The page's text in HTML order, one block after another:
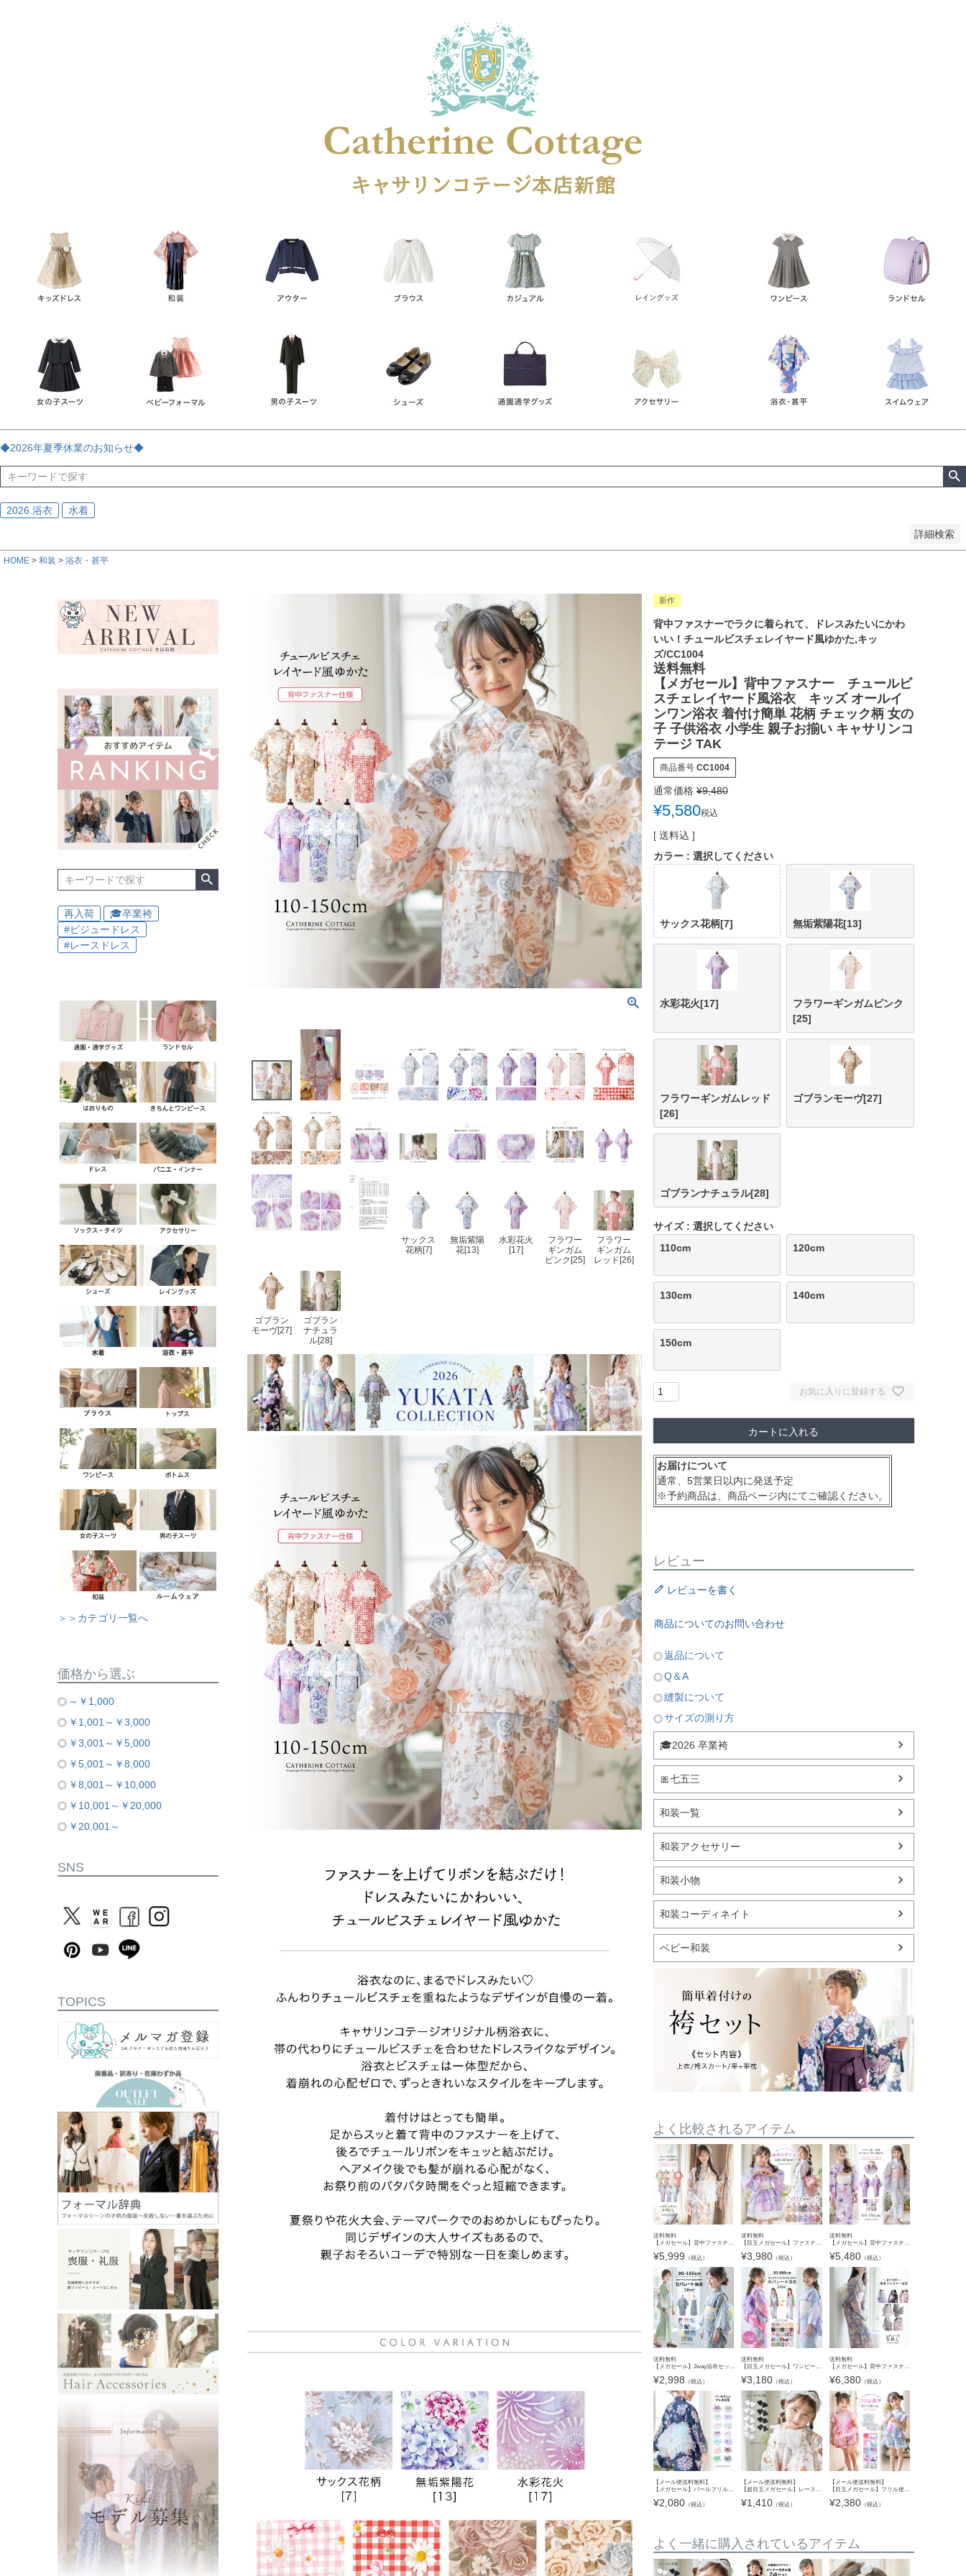
◆2026年夏季休業のお知らせ◆
2026 浴衣 水着
詳細検索
女の子スーツ
男の子スーツ
袖の長さ
ノースリーブ
長袖
サイズ
指定なし
90 95 130 160
165
170
ブラック
ゴールド
在庫なし商品
在庫なし商品を表示しない
商品番号
並び順
新着順
価格が安い順 価格が高い順 優先度順
レビュー順
キーワードヒット順
HOME 和装 浴衣・甚平
再入荷
🎓卒業袴
#ビジュードレス
#レースドレス
＞＞カテゴリ一覧へ
価格から選ぶ
～￥1,000
￥1,001～￥3,000
￥3,001～￥5,000
￥5,001～￥8,000
￥8,001～￥10,000
￥10,001～￥20,000
￥20,001～
SNS
TOPICS
サックス
花柄[7]
無垢紫陽
花[13]
水彩花火
[17]
フラワー
ギンガム
ピンク[25]
フラワー
ギンガム
レッド[26]
ゴブラン
モーヴ[27]
ゴブラン
ナチュラ
ル[28]
新作
背中ファスナーでラクに着られて、ドレスみたいにかわ
いい！チュールビスチェレイヤード風ゆかた,キッ
ズ/CC1004
送料無料
【メガセール】背中ファスナー チュールビ
スチェレイヤード風浴衣 キッズ オールイ
ンワン浴衣 着付け簡単 花柄 チェック柄 女の
子 子供浴衣 小学生 親子お揃い キャサリンコ
テージ TAK
商品番号 CC1004
通常価格 ¥9,480
¥5,580税込
送料込
カラー
選択してください
サックス花柄[7] 無垢紫陽花[13]
水彩花火[17]
フラワーギンガムピンク
[25]
フラワーギンガムレッド
[26]
ゴブランモーヴ[27]
ゴブランナチュラル[28]
サイズ
選択してください
110cm
120cm
130cm 140cm
150cm
お気に入りに登録する
カートに入れる
お届けについて
通常、5営業日以内に発送予定
※予約商品は、商品ページ内にてご確認ください。
レビュー
レビューを書く
商品についてのお問い合わせ
返品について
Q＆A
縫製について
サイズの測り方
🎓2026 卒業袴
🎀七五三
和装一覧
和装アクセサリー
和装小物
和装コーディネイト
ベビー和装
よく比較されるアイテム
送料無料
【メガセール】背中ファスナー チュールビスチェレイヤード風浴衣 レディース ジュニア オールインワン浴衣 着付け簡単 花柄 チェック柄 中学生 高校生 大人 ゆかた 親子お揃い キャサリンコテージ TAK
¥5,999 （税込）
送料無料
【目玉メガセール】ファスナーで楽々！着崩れしないワンピース浴衣ドレス キッズ 女の子 和装 浴衣 一体型 ワンピース スカート 兵児帯 セット 花火柄 花柄 猫柄 紫陽花柄 キャサリンコテージ TAK
¥3,980 （税込）
送料無料
【メガセール】背中ファスナー浴衣キッズ 女の子 和装 浴衣 一体型スカート 兵児帯 花火柄 花柄 紫陽花柄 ギンガムチェック オールインワン浴衣 簡単着付け 幼稚園 保育園 小学生 キャサリンコテージ TA
¥5,480（税込）
送料無料
【メガセール】2way浴衣セット 浴衣 ワンピース キッズ [再入荷なし・在庫限り] セパレート セット 子供 女の子 簡単 着付け 贅沢なロング兵児帯 100 110 120 130 140 夏祭り 夕涼み 花柄 猫柄 キャサ
¥2,998 （税込）
送料無料
【目玉メガセール】ワンピースにもなる浴衣 キッズ浴衣 キッズ 女の子 2wayセパレート浴衣 子供 浴衣セット キャサリンコテージオリジナル柄 花柄 猫柄 キャサリンコテージ TAK
¥3,180 （税込）
送料無料
【メガセール】背中ファスナー シワ兵児帯一体型ゆかた 浴衣 贅沢 簡単着付け オールインワン ジュニア レディース 中学生 高校生 花柄 和柄 チェック柄 和装 キャサリンコテージ TAK
¥6,380（税込）
【メール便送料無料】
【メガセール】パールフリルプチ兵児帯 へこ帯 帯単品 チュール オーガンジー ラメ レインボー スパンコール キラキラ フリル帯 和装小物 浴衣 ゆかた 重ね付け YUP12≪メール便優先商品≫
¥2,080（税込）
【メール便送料無料】
【超目玉メガセール】レースつけ袖 アクセサリー レディース キッズ その他ファッション小物 付け袖 浴衣 着物 和装小物 白 黒 キャサリンコテージ YUP12《メール便優先商品》
¥1,410 （税込）
【メール便送料無料】
【目玉メガセール】フリル使いがかわいい！ キッズ女の子甚平 ベビー キャサリンコテージオリジナル柄 花柄 猫柄 子供甚平 カジュアル キャサリンコテージ YUP12《メール便優先商品》
¥2,380（税込）
よく一緒に購入されているアイテム